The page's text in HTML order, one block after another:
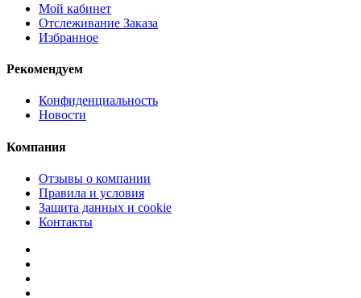
Мой кабинет
Отслеживание Заказа
Избранное
Рекомендуем
Конфиденциальность
Новости
Компания
Отзывы о компании
Правила и условия
Защита данных и cookie
Контакты